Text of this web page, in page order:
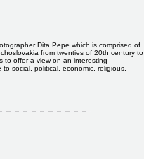
Dita Pepe which is comprised of
from twenties of 20th century to
to offer a view on an interesting
social, political, economic, religious,